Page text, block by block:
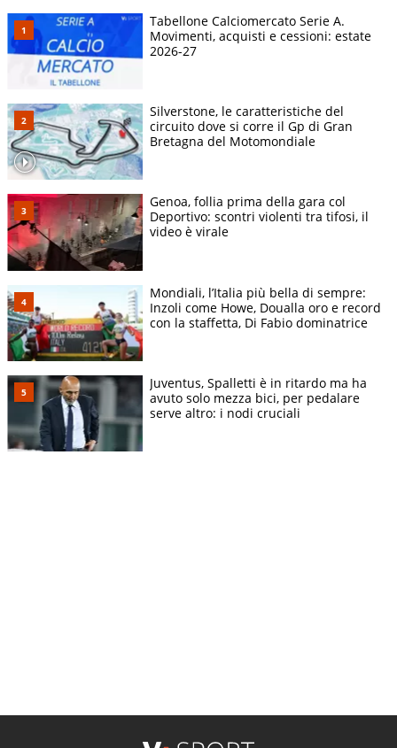
Tabellone Calciomercato Serie A.
Movimenti, acquisti e cessioni: estate
2026-27
Silverstone, le caratteristiche del
circuito dove si corre il Gp di Gran
Bretagna del Motomondiale
Genoa, follia prima della gara col
Deportivo: scontri violenti tra tifosi, il
video è virale
Mondiali, l’Italia più bella di sempre:
Inzoli come Howe, Doualla oro e record
con la staffetta, Di Fabio dominatrice
Juventus, Spalletti è in ritardo ma ha
avuto solo mezza bici, per pedalare
serve altro: i nodi cruciali